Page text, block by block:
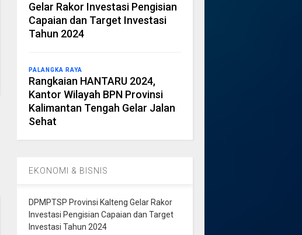
Gelar Rakor Investasi Pengisian
Capaian dan Target Investasi
Tahun 2024
PALANGKA RAYA
Rangkaian HANTARU 2024,
Kantor Wilayah BPN Provinsi
Kalimantan Tengah Gelar Jalan
Sehat
EKONOMI & BISNIS
DPMPTSP Provinsi Kalteng Gelar Rakor
Investasi Pengisian Capaian dan Target
Investasi Tahun 2024